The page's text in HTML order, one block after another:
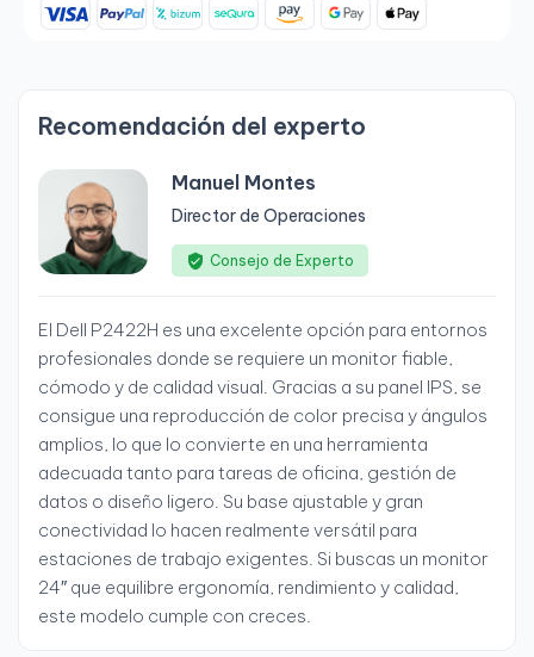
Recomendación del experto
Manuel Montes
Director de Operaciones
Consejo de Experto
El Dell P2422H es una excelente opción para entornos
profesionales donde se requiere un monitor fiable,
cómodo y de calidad visual. Gracias a su panel IPS, se
consigue una reproducción de color precisa y ángulos
amplios, lo que lo convierte en una herramienta
adecuada tanto para tareas de oficina, gestión de
datos o diseño ligero. Su base ajustable y gran
conectividad lo hacen realmente versátil para
estaciones de trabajo exigentes. Si buscas un monitor
24″ que equilibre ergonomía, rendimiento y calidad,
este modelo cumple con creces.